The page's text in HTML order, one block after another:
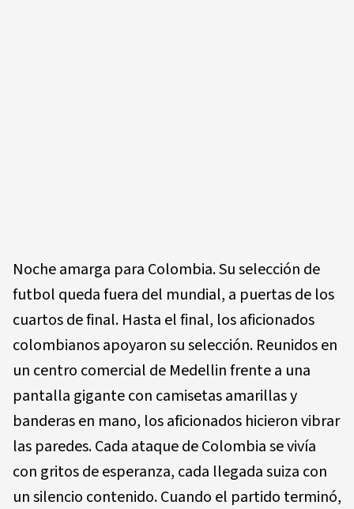
Noche amarga para Colombia. Su selección de
futbol queda fuera del mundial, a puertas de los
cuartos de final. Hasta el final, los aficionados
colombianos apoyaron su selección. Reunidos en
un centro comercial de Medellin frente a una
pantalla gigante con camisetas amarillas y
banderas en mano, los aficionados hicieron vibrar
las paredes. Cada ataque de Colombia se vivía
con gritos de esperanza, cada llegada suiza con
un silencio contenido. Cuando el partido terminó,